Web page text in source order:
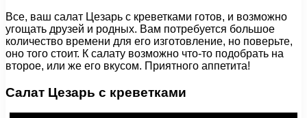
Все, ваш салат Цезарь с креветками готов, и возможно
угощать друзей и родных. Вам потребуется большое
количество времени для его изготовление, но поверьте,
оно того стоит. К салату возможно что-то подобрать на
второе, или же его вкусом. Приятного аппетита!
Салат Цезарь с креветками